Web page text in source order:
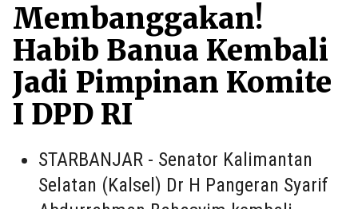
Membanggakan!
Habib Banua Kembali
Jadi Pimpinan Komite
I DPD RI
STARBANJAR - Senator Kalimantan
Selatan (Kalsel) Dr H Pangeran Syarif